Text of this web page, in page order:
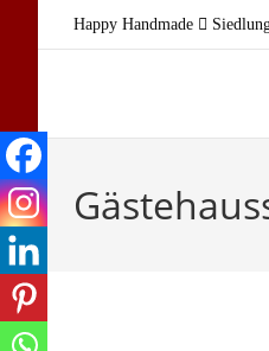
Inhalt
Happy Handmade